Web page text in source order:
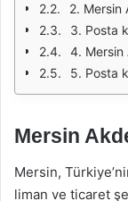
2. Mersin
3. Posta
4. Mersin
5. Posta
Mersin
Mersin,
liman ve ticaret